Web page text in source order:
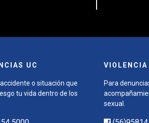
UC
o situación que
tu vida dentro de los
VIOLENCIA
Para
sexual.